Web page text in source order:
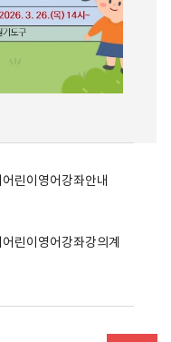
린이영어강좌안내
린이영어강좌강의계